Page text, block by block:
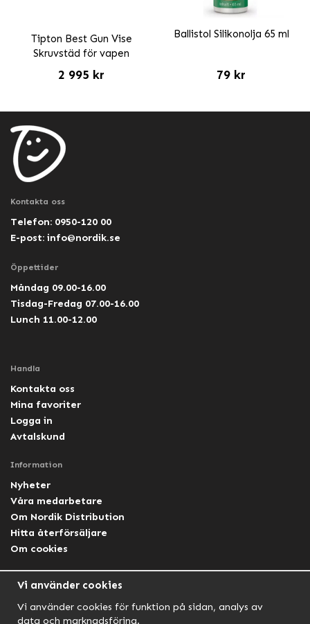
Tipton Best Gun Vise
Skruvstäd för vapen
2 995 kr
Ballistol Silikonolja 65 ml
79 kr
Kontakta oss
Telefon: 0950-120 00
E-post: info@nordik.se
Öppettider
Måndag 09.00-16.00
Tisdag-Fredag 07.00-16.00
Lunch 11.00-12.00
Handla
Kontakta oss
Mina favoriter
Logga in
Avtalskund
Information
Nyheter
Våra medarbetare
Om Nordik Distribution
Hitta återförsäljare
Om cookies
Facebook Lightforce Sweden
Vi använder cookies
Vi använder cookies för funktion på sidan, analys av
data och marknadsföring.